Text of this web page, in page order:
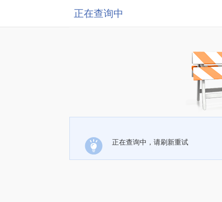
正在查询中
正在查询中，请刷新重试